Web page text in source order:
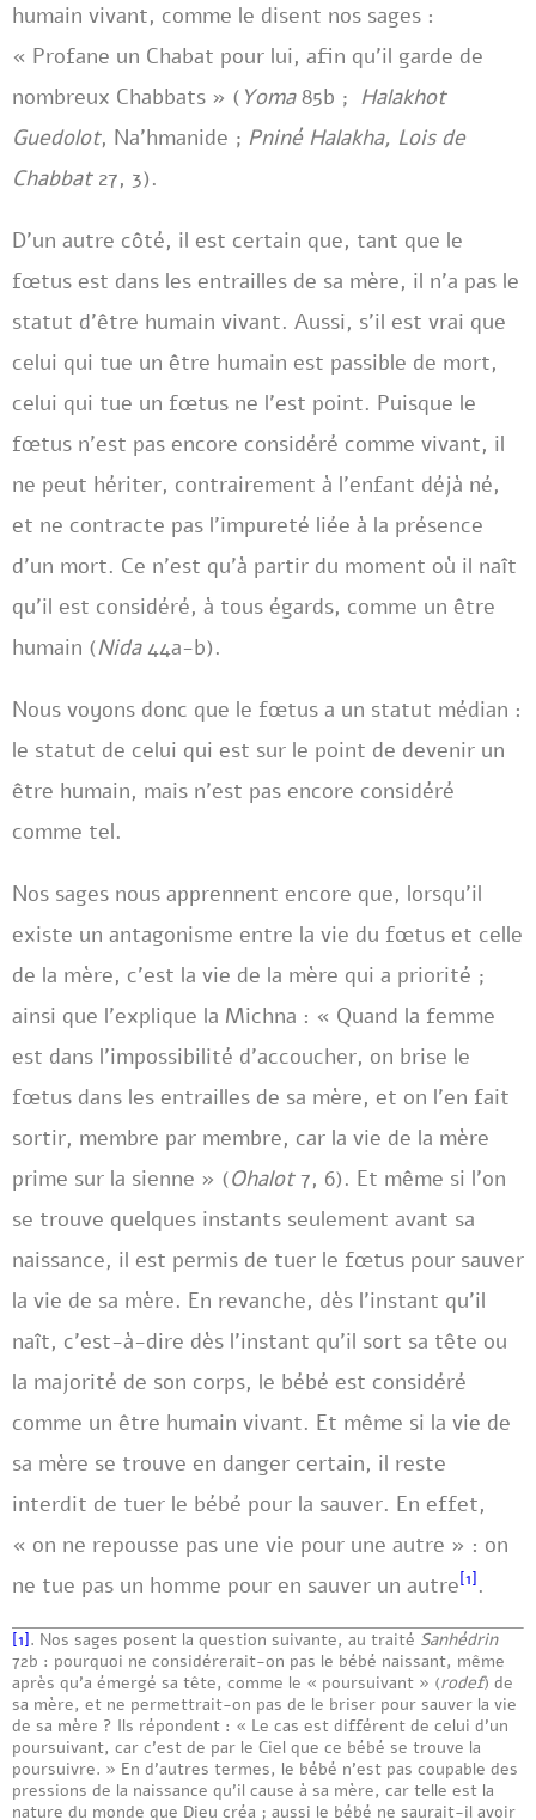
humain vivant, comme le disent nos sages :
« Profane un Chabat pour lui, afin qu’il garde de
nombreux Chabbats » ( Yoma85b ; Halakhot
Guedolot, Na’hmanide ; Pniné Halakha, Lois de
Chabbat 27, 3).
D’un autre côté, il est certain que, tant que le
fœtus est dans les entrailles de sa mère, il n’a pas le
statut d’être humain vivant. Aussi, s’il est vrai que
celui qui tue un être humain est passible de mort,
celui qui tue un fœtus ne l’est point. Puisque le
fœtus n’est pas encore considéré comme vivant, il
ne peut hériter, contrairement à l’enfant déjà né,
et ne contracte pas l’impureté liée à la présence
d’un mort. Ce n’est qu’à partir du moment où il naît
qu’il est considéré, à tous égards, comme un être
humain (Nida44a-b).
Nous voyons donc que le fœtus a un statut médian :
le statut de celui qui est sur le point de devenir un
être humain, mais n’est pas encore considéré
comme tel.
Nos sages nous apprennent encore que, lorsqu’il
existe un antagonisme entre la vie du fœtus et celle
de la mère, c’est la vie de la mère qui a priorité ;
ainsi que l’explique la Michna : « Quand la femme
est dans l’impossibilité d’accoucher, on brise le
fœtus dans les entrailles de sa mère, et on l’en fait
sortir, membre par membre, car la vie de la mère
prime sur la sienne » (Ohalot7, 6). Et même si l’on
se trouve quelques instants seulement avant sa
naissance, il est permis de tuer le fœtus pour sauver
la vie de sa mère. En revanche, dès l’instant qu’il
naît, c’est-à-dire dès l’instant qu’il sort sa tête ou
la majorité de son corps, le bébé est considéré
comme un être humain vivant. Et même si la vie de
sa mère se trouve en danger certain, il reste
interdit de tuer le bébé pour la sauver. En effet,
« on ne repousse pas une vie pour une autre » : on
ne tue pas un homme pour en sauver un autre[1] .
[1]. Nos sages posent la question suivante, au traité Sanhédrin
72b : pourquoi ne considérerait-on pas le bébé naissant, même
après qu’a émergé sa tête, comme le « poursuivant » (rodef) de
sa mère, et ne permettrait-on pas de le briser pour sauver la vie
de sa mère ? Ils répondent : « Le cas est différent de celui d’un
poursuivant, car c’est de par le Ciel que ce bébé se trouve la
poursuivre. » En d’autres termes, le bébé n’est pas coupable des
pressions de la naissance qu’il cause à sa mère, car telle est la
nature du monde que Dieu créa ; aussi le bébé ne saurait-il avoir